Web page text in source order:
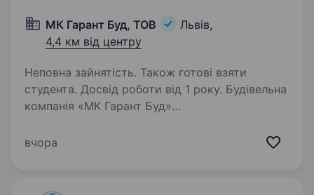
МК Гарант Буд, ТОВ
Львів,
4,4 км від центру
Неповна зайнятість. Також готові взяти
студента. Досвід роботи від 1 року. Будівельна
компанія «МК Гарант Буд»
CRM-менеджера. Обов’язки: ведення сайту,
вчора